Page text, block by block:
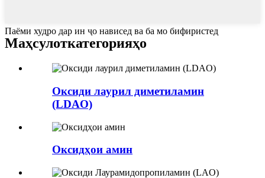
Паёми худро дар ин ҷо нависед ва ба мо бифиристед
Маҳсулоткатегорияҳо
Оксиди лаурил диметиламин
(LDAO)
Оксидҳои амин